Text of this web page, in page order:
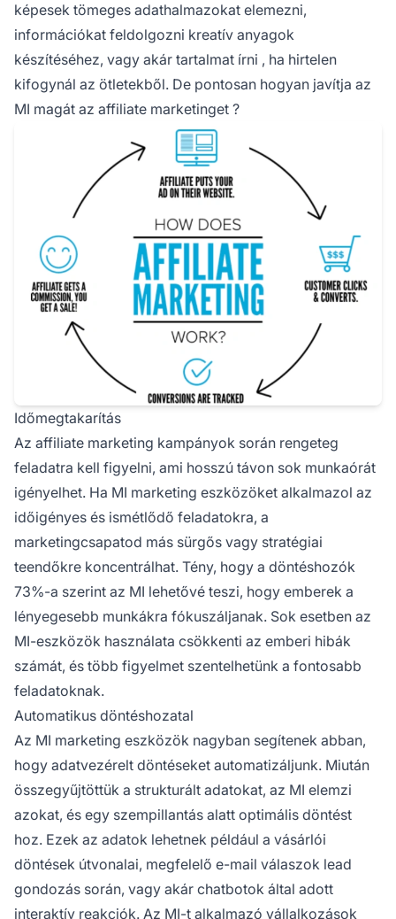
képesek tömeges adathalmazokat elemezni,
információkat feldolgozni kreatív anyagok
készítéséhez, vagy akár tartalmat írni , ha hirtelen
kifogynál az ötletekből. De pontosan hogyan javítja az
MI magát az affiliate marketinget ?
Időmegtakarítás
Az affiliate marketing kampányok során rengeteg
feladatra kell figyelni, ami hosszú távon sok munkaórát
igényelhet. Ha MI marketing eszközöket alkalmazol az
időigényes és ismétlődő feladatokra, a
marketingcsapatod más sürgős vagy stratégiai
teendőkre koncentrálhat. Tény, hogy a döntéshozók
73%-a szerint az MI lehetővé teszi, hogy emberek a
lényegesebb munkákra fókuszáljanak. Sok esetben az
MI-eszközök használata csökkenti az emberi hibák
számát, és több figyelmet szentelhetünk a fontosabb
feladatoknak.
Automatikus döntéshozatal
Az MI marketing eszközök nagyban segítenek abban,
hogy adatvezérelt döntéseket automatizáljunk. Miután
összegyűjtöttük a strukturált adatokat, az MI elemzi
azokat, és egy szempillantás alatt optimális döntést
hoz. Ezek az adatok lehetnek például a vásárlói
döntések útvonalai, megfelelő e-mail válaszok lead
gondozás során, vagy akár chatbotok által adott
interaktív reakciók. Az MI-t alkalmazó vállalkozások